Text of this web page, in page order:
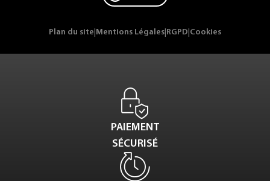
Plan du site Mentions Légales RGPD Cookies
PAIEMENT
SÉCURISÉ